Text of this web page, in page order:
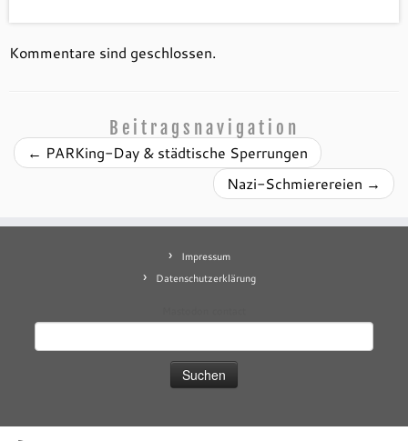
Kommentare sind geschlossen.
Beitragsnavigation
← PARKing-Day & städtische Sperrungen
Nazi-Schmierereien →
Impressum
Datenschutzerklärung